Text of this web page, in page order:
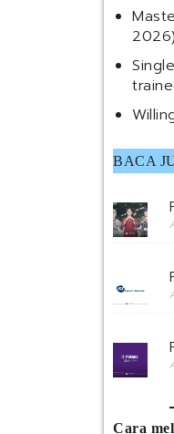
2026)
BACA
Cara